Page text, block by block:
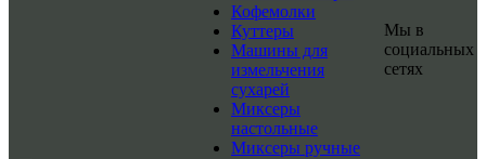
Кофемолки
Куттеры
Машины для
измельчения
сухарей
Миксеры
настольные
Миксеры ручные
Мы в
социальных
сетях